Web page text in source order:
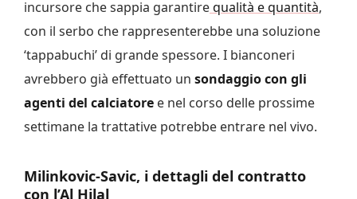
incursore che sappia garantirequalità e quantità,
con il serbo che rappresenterebbe una soluzione
‘tappabuchi’ di grande spessore. I bianconeri
avrebbero già effettuato un sondaggio con gli
agenti del calciatore e nel corso delle prossime
settimane la trattative potrebbe entrare nel vivo.
Milinkovic-Savic, i dettagli del contratto
con l’Al Hilal